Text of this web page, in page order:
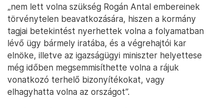
„nem lett volna szükség Rogán Antal embereinek
törvénytelen beavatkozására, hiszen a kormány
tagjai betekintést nyerhettek volna a folyamatban
lévő ügy bármely iratába, és a végrehajtói kar
elnöke, illetve az igazságügyi miniszter helyettese
még időben megsemmisíthette volna a rájuk
vonatkozó terhelő bizonyítékokat, vagy
elhagyhatta volna az országot”.